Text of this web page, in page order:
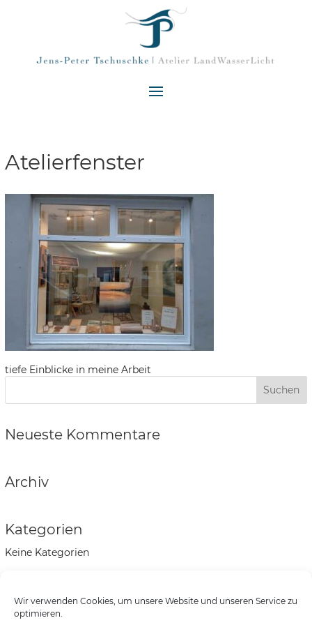
Wir verwenden Cookies, um unsere Website und unseren Service zu
optimieren.
Atelierfenster
tiefe Einblicke in meine Arbeit
Neueste Kommentare
Archiv
Kategorien
Keine Kategorien
Anmelden